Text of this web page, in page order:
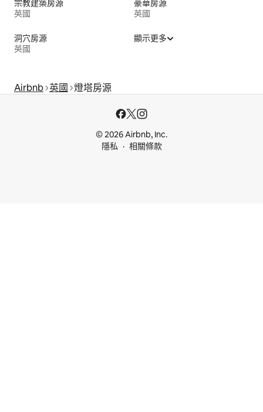
宗教建築房源
英國
豪華房源
英國
洞穴房源
英國
顯示更多
Airbnb 英國 燈塔房源
© 2026 Airbnb, Inc.
隱私
相關條款